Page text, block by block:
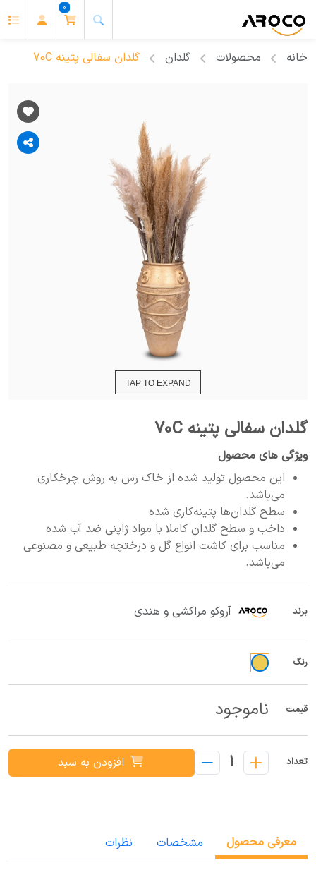
0
خانه محصولات گلدان گلدان سفالی پتینه 70C
TAP TO EXPAND
گلدان سفالی پتینه 70C
ویژگی های محصول
این محصول تولید شده از خاک رس به روش چرخکاری
می‌باشد.
سطح گلدان‌ها پتینه‌کاری شده
داخب و سطح گلدان کاملا با مواد ژاپنی ضد آب شده
مناسب برای کاشت انواع گل و درختچه طبیعی و مصنوعی
می‌باشد.
برند آروکو مراکشی و هندی
رنگ
قیمت ناموجود
تعداد 1 افزودن به سبد
معرفی محصول مشخصات نظرات